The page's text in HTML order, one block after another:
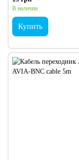
В наличии
Купить